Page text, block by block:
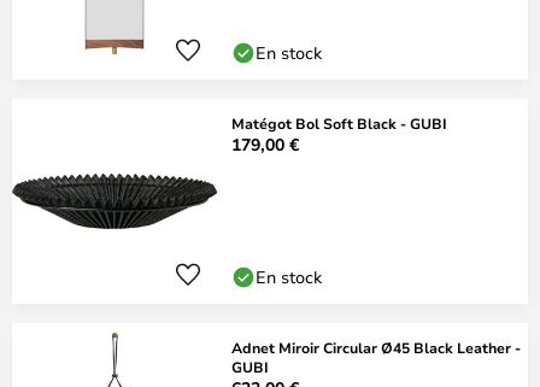
En stock
Matégot Bol Soft Black - GUBI
179,00 €
En stock
Adnet Miroir Circular Ø45 Black Leather -
GUBI